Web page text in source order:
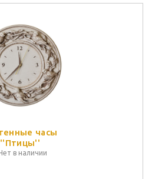
часы
''Птицы''
в наличии